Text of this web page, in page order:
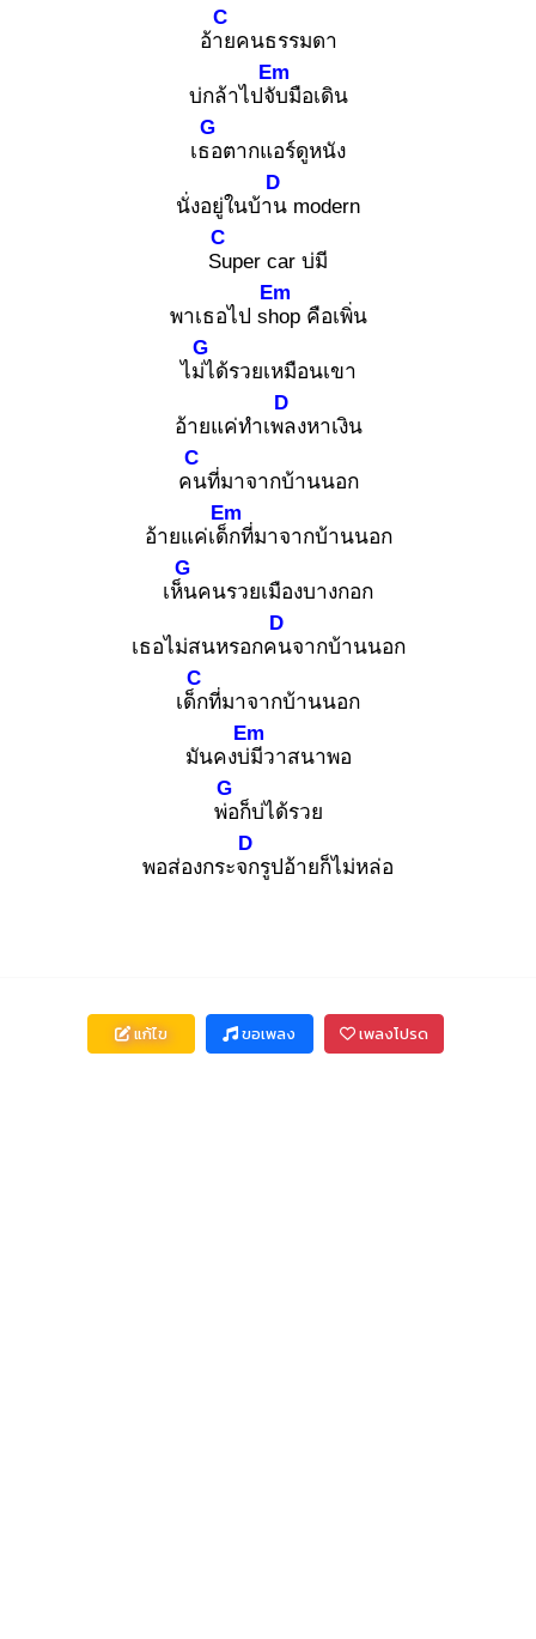
อ้าย
C
คนธรรมดา
บ่กล้าไปจับ
Em
มือเดิน
เธอ
G
ตากแอร์ดูหนัง
นั่งอยู่ในบ้าน
D
modern
Su
C
per car บ่มี
พาเธอไป sho
Em
p คือเพิ่น
ไม่ไ
G
ด้รวยเหมือนเขา
อ้ายแค่ทำเพล
D
งหาเงิน
คน
C
ที่มาจากบ้านนอก
อ้ายแค่เด็ก
Em
ที่มาจากบ้านนอก
เห็น
G
คนรวยเมืองบางกอก
เธอไม่สนหรอกคน
D
จากบ้านนอก
เด็ก
C
ที่มาจากบ้านนอก
มันคงบ่มี
Em
วาสนาพอ
พ่อ
G
ก็บ่ได้รวย
พอส่องกระจก
D
รูปอ้ายก็ไม่หล่อ
แก้ไข ขอเพลง เพลงโปรด